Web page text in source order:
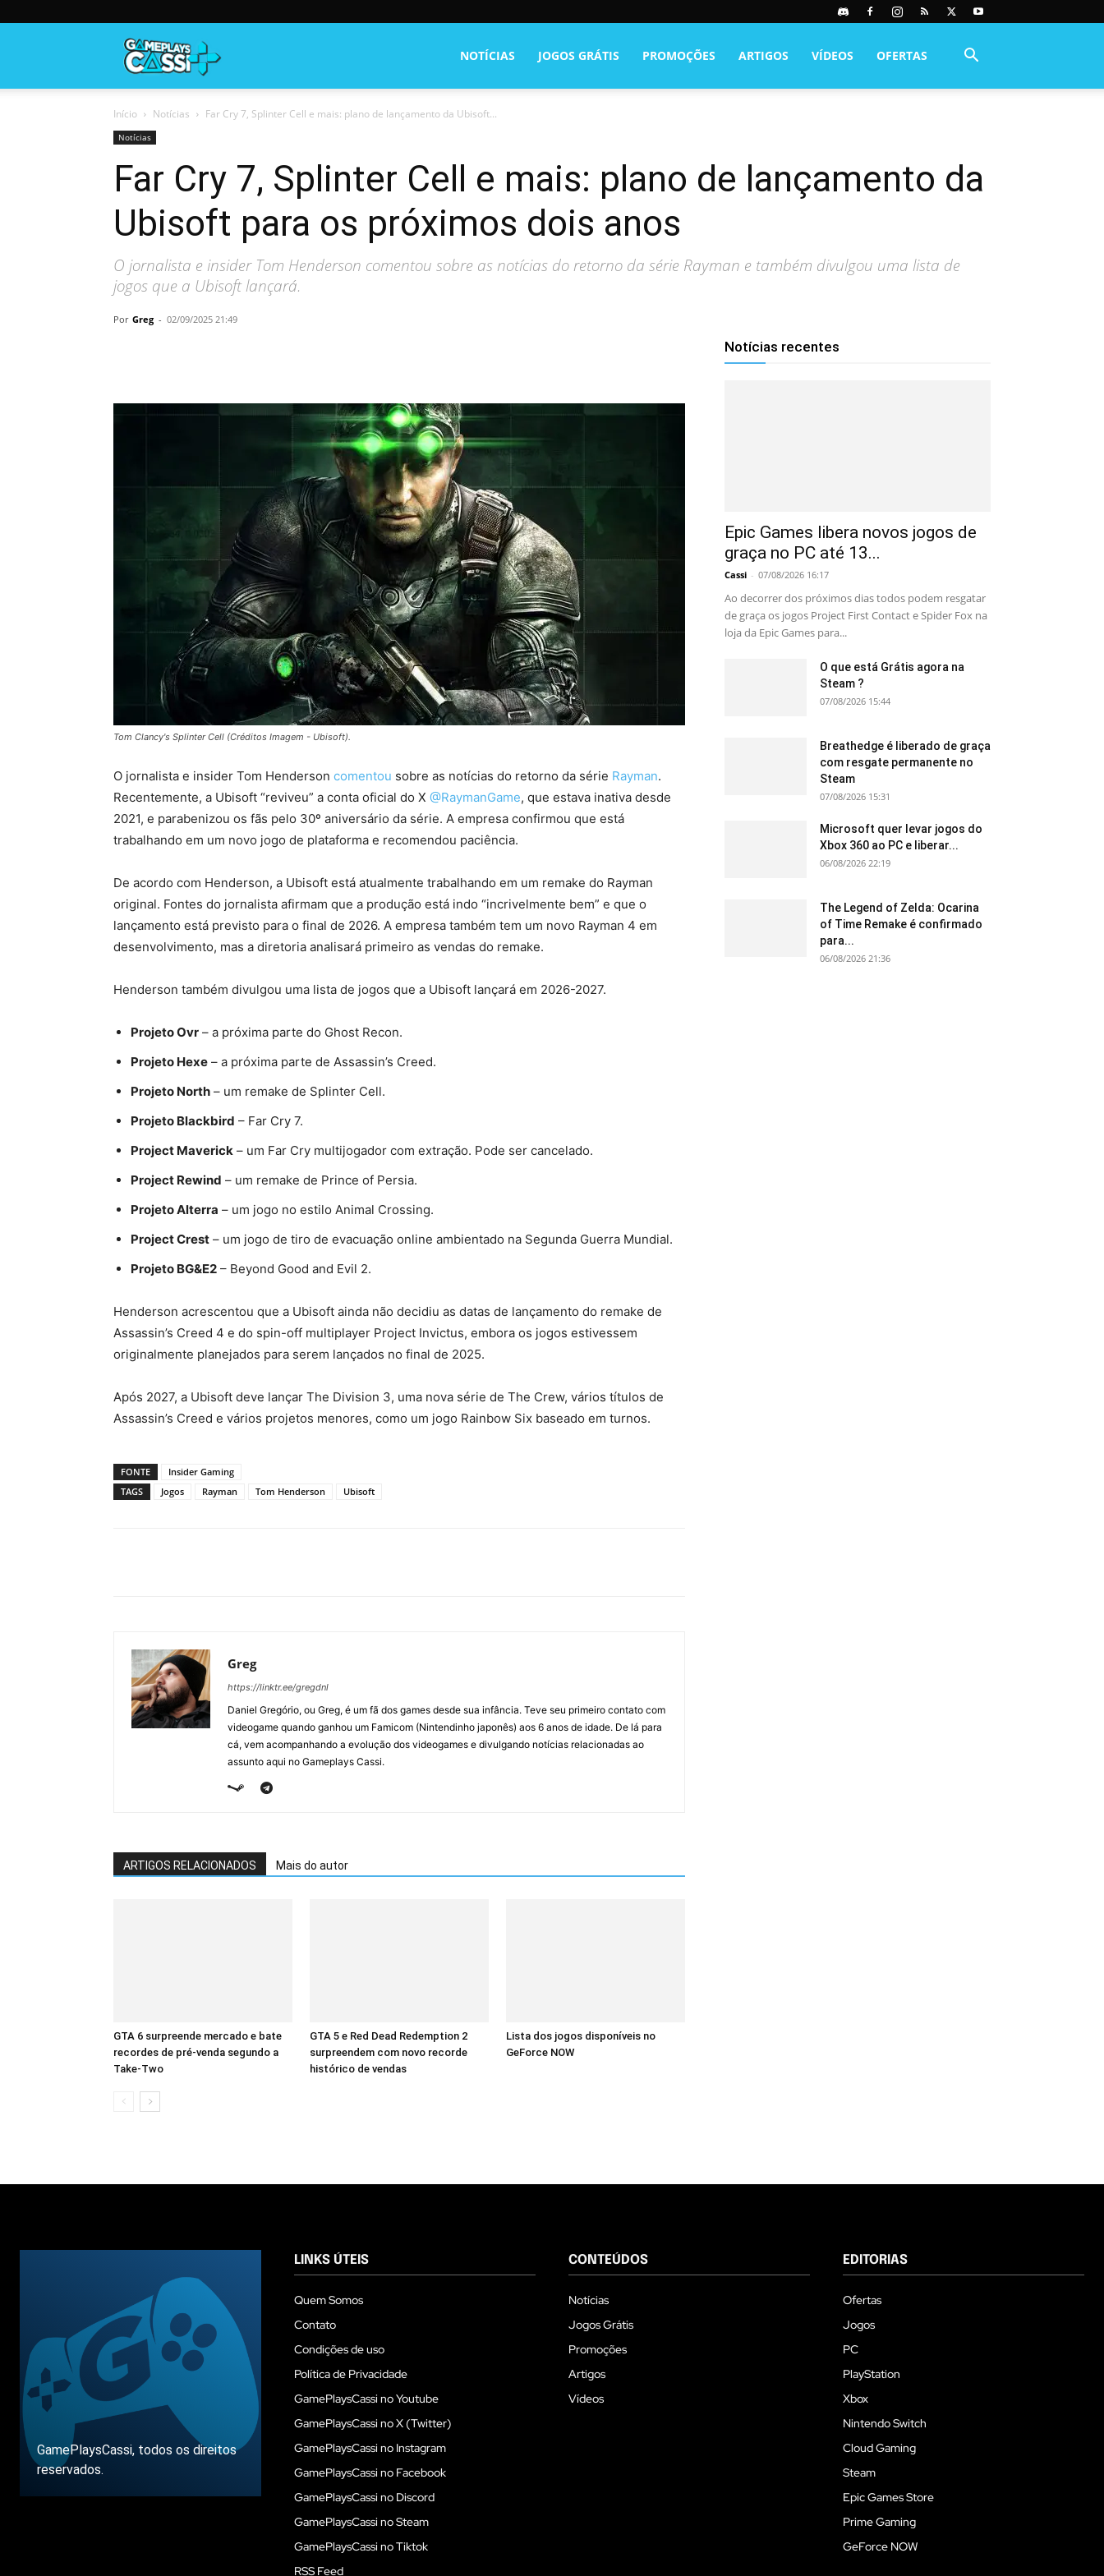
NOTÍCIAS JOGOS GRÁTIS PROMOÇÕES ARTIGOS VÍDEOS OFERTAS
Início Notícias Far Cry 7, Splinter Cell e mais: plano de lançamento da Ubisoft...
Notícias
Far Cry 7, Splinter Cell e mais: plano de lançamento da
Ubisoft para os próximos dois anos
O jornalista e insider Tom Henderson comentou sobre as notícias do retorno da série Rayman e também divulgou uma lista de
jogos que a Ubisoft lançará.
Por Greg - 02/09/2025 21:49
Tom Clancy's Splinter Cell (Créditos Imagem - Ubisoft).
O jornalista e insider Tom Henderson comentou sobre as notícias do retorno da série Rayman.
Recentemente, a Ubisoft “reviveu” a conta oficial do X @RaymanGame, que estava inativa desde
2021, e parabenizou os fãs pelo 30º aniversário da série. A empresa confirmou que está
trabalhando em um novo jogo de plataforma e recomendou paciência.
De acordo com Henderson, a Ubisoft está atualmente trabalhando em um remake do Rayman
original. Fontes do jornalista afirmam que a produção está indo “incrivelmente bem” e que o
lançamento está previsto para o final de 2026. A empresa também tem um novo Rayman 4 em
desenvolvimento, mas a diretoria analisará primeiro as vendas do remake.
Henderson também divulgou uma lista de jogos que a Ubisoft lançará em 2026-2027.
Projeto Ovr – a próxima parte do Ghost Recon.
Projeto Hexe – a próxima parte de Assassin’s Creed.
Projeto North – um remake de Splinter Cell.
Projeto Blackbird – Far Cry 7.
Project Maverick – um Far Cry multijogador com extração. Pode ser cancelado.
Project Rewind – um remake de Prince of Persia.
Projeto Alterra – um jogo no estilo Animal Crossing.
Project Crest – um jogo de tiro de evacuação online ambientado na Segunda Guerra Mundial.
Projeto BG&E2 – Beyond Good and Evil 2.
Henderson acrescentou que a Ubisoft ainda não decidiu as datas de lançamento do remake de
Assassin’s Creed 4 e do spin-off multiplayer Project Invictus, embora os jogos estivessem
originalmente planejados para serem lançados no final de 2025.
Após 2027, a Ubisoft deve lançar The Division 3, uma nova série de The Crew, vários títulos de
Assassin’s Creed e vários projetos menores, como um jogo Rainbow Six baseado em turnos.
FONTE
Insider Gaming
TAGS
Jogos Rayman Tom Henderson Ubisoft
Greg
https://linktr.ee/gregdnl
Daniel Gregório, ou Greg, é um fã dos games desde sua infância. Teve seu primeiro contato com
videogame quando ganhou um Famicom (Nintendinho japonês) aos 6 anos de idade. De lá para
cá, vem acompanhando a evolução dos videogames e divulgando notícias relacionadas ao
assunto aqui no Gameplays Cassi.
ARTIGOS RELACIONADOS Mais do autor
GTA 6 surpreende mercado e bate
recordes de pré-venda segundo a
Take-Two
GTA 5 e Red Dead Redemption 2
surpreendem com novo recorde
histórico de vendas
Lista dos jogos disponíveis no
GeForce NOW
Notícias recentes
Epic Games libera novos jogos de
graça no PC até 13...
Cassi - 07/08/2026 16:17
Ao decorrer dos próximos dias todos podem resgatar
de graça os jogos Project First Contact e Spider Fox na
loja da Epic Games para...
O que está Grátis agora na
Steam ?
07/08/2026 15:44
Breathedge é liberado de graça
com resgate permanente no
Steam
07/08/2026 15:31
Microsoft quer levar jogos do
Xbox 360 ao PC e liberar...
06/08/2026 22:19
The Legend of Zelda: Ocarina
of Time Remake é confirmado
para...
06/08/2026 21:36
GamePlaysCassi, todos os direitos
reservados.
LINKS ÚTEIS
Quem Somos
Contato
Condições de uso
Política de Privacidade
GamePlaysCassi no Youtube
GamePlaysCassi no X (Twitter)
GamePlaysCassi no Instagram
GamePlaysCassi no Facebook
GamePlaysCassi no Discord
GamePlaysCassi no Steam
GamePlaysCassi no Tiktok
RSS Feed
CONTEÚDOS
Notícias
Jogos Grátis
Promoções
Artigos
Vídeos
EDITORIAS
Ofertas
Jogos
PC
PlayStation
Xbox
Nintendo Switch
Cloud Gaming
Steam
Epic Games Store
Prime Gaming
GeForce NOW